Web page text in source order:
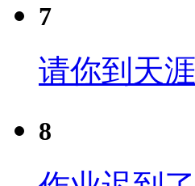
7
请你到天
8